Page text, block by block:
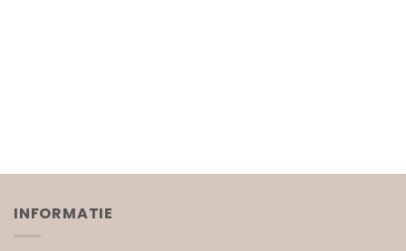
INFORMATIE